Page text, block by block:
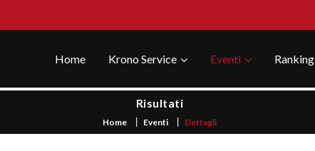
Home Krono Service Eventi Ranking
Risultati
Home Eventi Dettagli